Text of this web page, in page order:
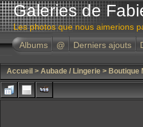
Galeries de
Les photos que nous aimerions
Albums
@ Derniers ajouts
Accueil > Aubade / Lingerie > Boutique